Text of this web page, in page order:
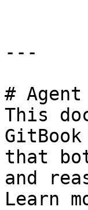
---
#
This
that
and
Learn